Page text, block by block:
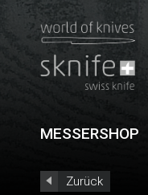
MESSERSHOP
Zurück